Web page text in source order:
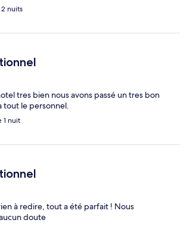
nuits
tres bien nous avons passé un tres bon
tout le personnel.
1 nuit
à redire, tout a été parfait ! Nous
doute